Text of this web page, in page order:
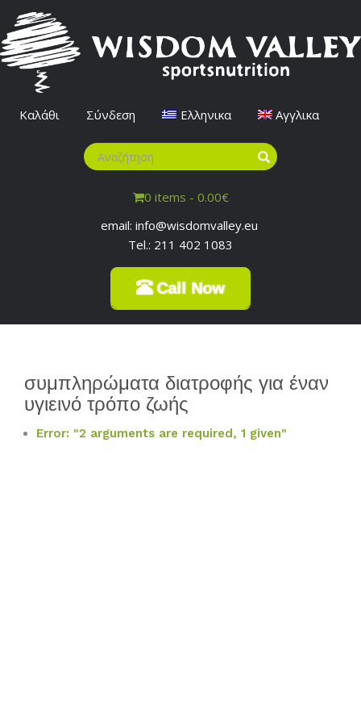
Καλάθι Σύνδεση Ελληνικα Αγγλικα
0 items - 0.00€
email: info@wisdomvalley.eu
Tel.: 211 402 1083
Call Now
συμπληρώματα διατροφής για έναν
υγιεινό τρόπο ζωής
Error: "2 arguments are required, 1 given"